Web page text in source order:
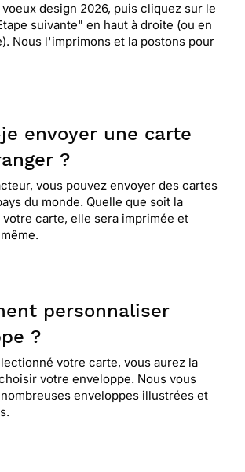
design 2026, puis cliquez sur le
suivante" en haut à droite (ou en
Nous l'imprimons et la postons pour
envoyer une carte
?
vous pouvez envoyer des cartes
du monde. Quelle que soit la
carte, elle sera imprimée et
personnaliser
?
votre carte, vous aurez la
votre enveloppe. Nous vous
enveloppes illustrées et